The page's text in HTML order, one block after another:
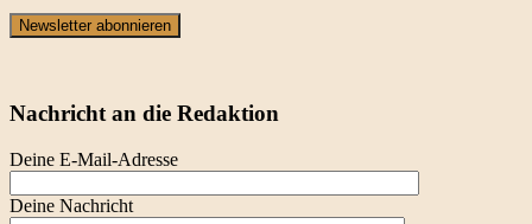
Newsletter abonnieren
Nachricht an die Redaktion
Deine E-Mail-Adresse
Deine Nachricht